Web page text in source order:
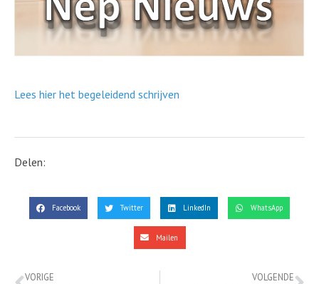
Lees hier het begeleidend schrijven
Delen:
Facebook Twitter LinkedIn WhatsApp
Mailen
VORIGE VOLGENDE